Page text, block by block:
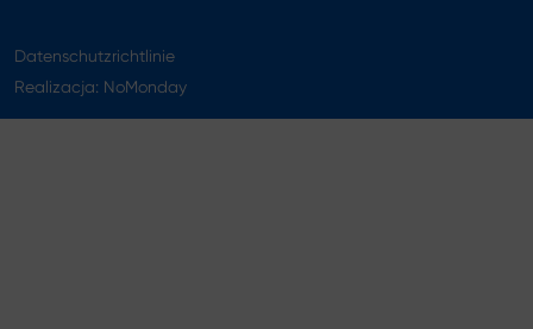
Datenschutzrichtlinie
Realizacja: NoMonday